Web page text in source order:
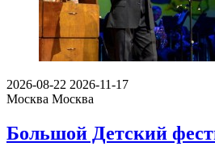
2026-08-22 2026-11-17
Москва Москва
Большой Детский